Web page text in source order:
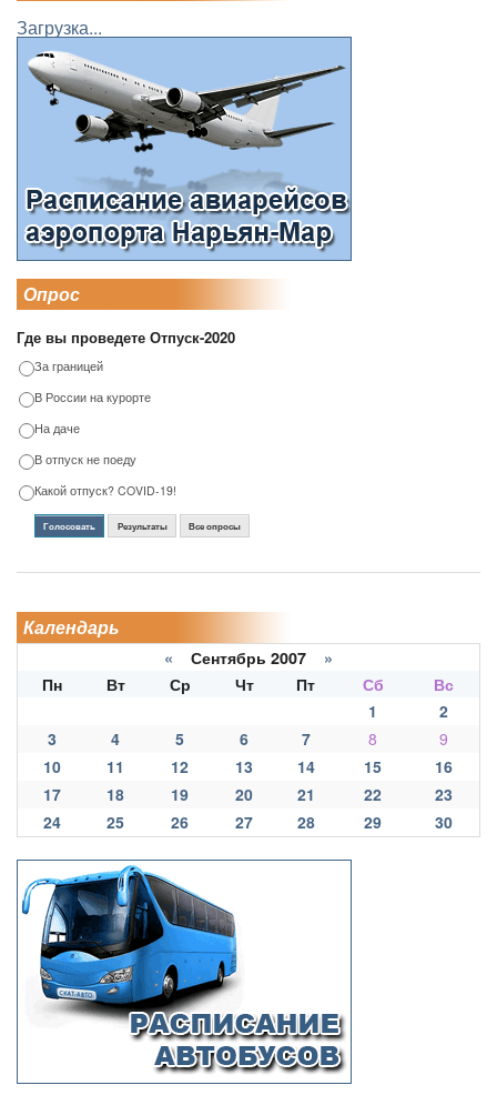
Загрузка...
Опрос
Где вы проведете Отпуск-2020
За границей
В России на курорте
На даче
В отпуск не поеду
Какой отпуск? COVID-19!
Голосовать Результаты Все опросы
Календарь
« Сентябрь 2007 »
Пн
Вт Ср Чт Пт Сб
Вс
1
2
3
4 5 6 7 8
9
10
11 12 13 14 15
16
17
18 19 20 21 22
23
24
25 26 27 28 29 30